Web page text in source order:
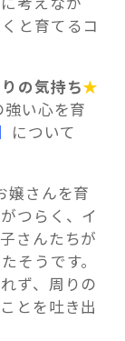
と育てるコ
の気持ち★
い心を育
について
嬢さんを育
つらく、イ
さんたちが
そうです。
ず、周りの
とを吐き出